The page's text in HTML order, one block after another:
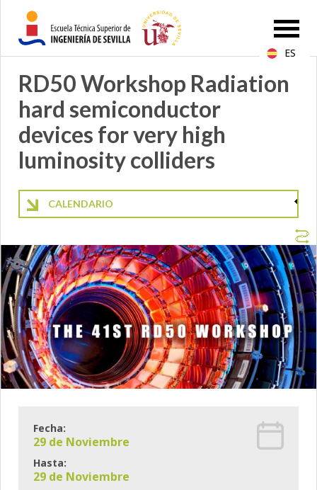
RD50 Workshop Radiation
hard semiconductor
devices for very high
luminosity colliders
Fecha:
29 de Noviembre
Hasta:
29 de Noviembre
CALENDARIO
ES